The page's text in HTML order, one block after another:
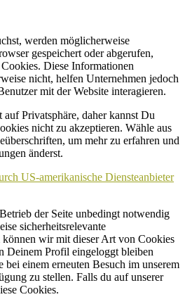
werden möglicherweise
gespeichert oder abgerufen,
Diese Informationen
nicht, helfen Unternehmen jedoch
mit der Website interagieren.
Privatsphäre, daher kannst Du
nicht zu akzeptieren. Wähle aus
um mehr zu erfahren und
änderst.
US-amerikanische Diensteanbieter
der Seite unbedingt notwendig
sicherheitsrelevante
wir mit dieser Art von Cookies
Deinem Profil eingeloggt bleiben
bei einem erneuten Besuch im unserem
zu stellen. Falls du auf unserer
Cookies.